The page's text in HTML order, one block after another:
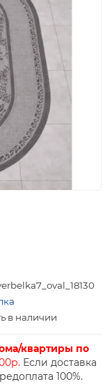
в наличии
квартиры по
Если доставка
100%.